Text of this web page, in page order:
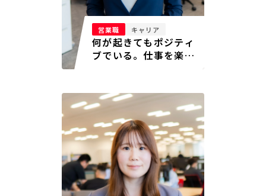
営業職 キャリア
何が起きてもポジティ
ブでいる。仕事を楽し